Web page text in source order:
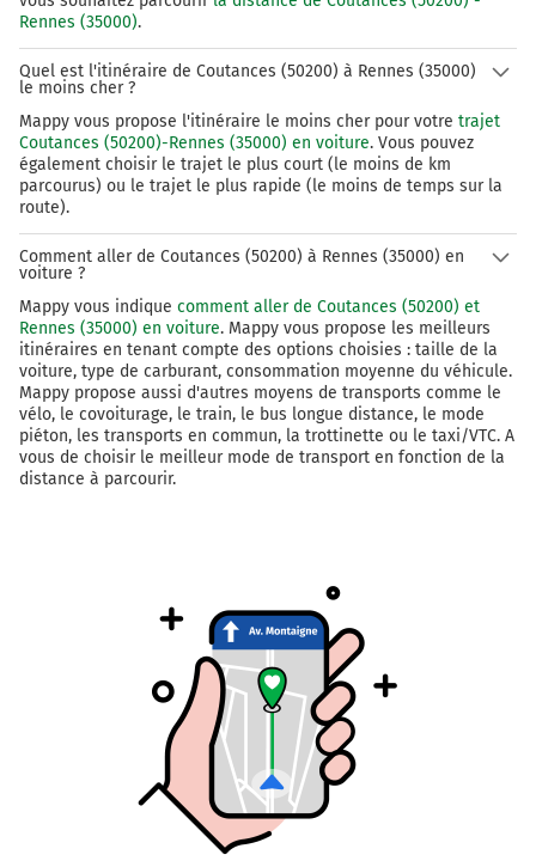
Continuer Rue de l'Hermine sur 5 mètres
1h35 Rennes
35000-35700
Rennes (35000).
Quel est l'itinéraire de Coutances (50200) à Rennes (35000)
le moins cher ?
Mappy vous propose l'itinéraire le moins cher pour votre trajet
Coutances (50200)-Rennes (35000) en voiture. Vous pouvez
également choisir le trajet le plus court (le moins de km
parcourus) ou le trajet le plus rapide (le moins de temps sur la
route).
Comment aller de Coutances (50200) à Rennes (35000) en
voiture ?
Mappy vous indique comment aller de Coutances (50200) et
Rennes (35000) en voiture. Mappy vous propose les meilleurs
itinéraires en tenant compte des options choisies : taille de la
voiture, type de carburant, consommation moyenne du véhicule.
Mappy propose aussi d'autres moyens de transports comme le
vélo, le covoiturage, le train, le bus longue distance, le mode
piéton, les transports en commun, la trottinette ou le taxi/VTC. A
vous de choisir le meilleur mode de transport en fonction de la
distance à parcourir.